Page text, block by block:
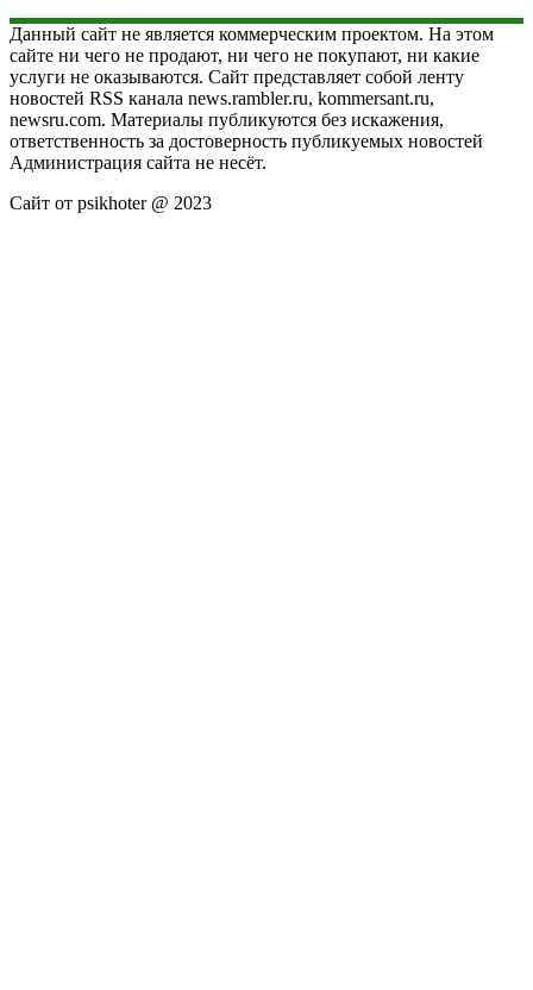
Данный сайт не является коммерческим проектом. На этом
сайте ни чего не продают, ни чего не покупают, ни какие
услуги не оказываются. Сайт представляет собой ленту
новостей RSS канала news.rambler.ru, kommersant.ru,
newsru.com. Материалы публикуются без искажения,
ответственность за достоверность публикуемых новостей
Администрация сайта не несёт.
Сайт от psikhoter @ 2023